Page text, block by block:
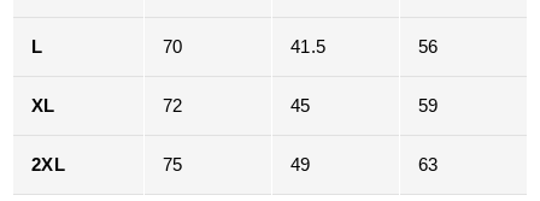
L 70 41.5 56
XL 72 45 59
2XL 75 49 63